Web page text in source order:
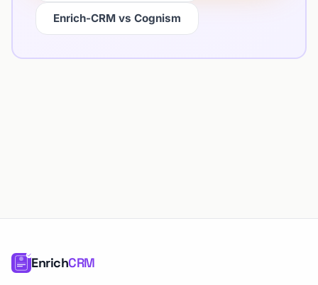
Enrich-CRM vs Cognism
EnrichCRM